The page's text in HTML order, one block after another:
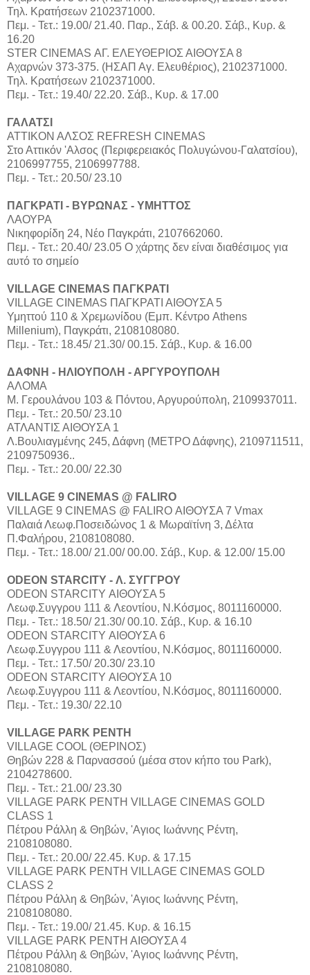
Τηλ. Κρατήσεων 2102371000.
Πεμ. - Τετ.: 19.00/ 21.40. Παρ., Σάβ. & 00.20. Σάβ., Κυρ. &
16.20
STER CINEMAS ΑΓ. ΕΛΕΥΘΕΡΙΟΣ ΑΙΘΟΥΣΑ 8
Αχαρνών 373-375. (ΗΣΑΠ Αγ. Ελευθέριος), 2102371000.
Τηλ. Κρατήσεων 2102371000.
Πεμ. - Τετ.: 19.40/ 22.20. Σάβ., Κυρ. & 17.00
ΓΑΛΑΤΣΙ
ΑΤΤΙΚΟΝ ΑΛΣΟΣ REFRESH CINEMAS
Στο Αττικόν 'Αλσος (Περιφερειακός Πολυγώνου-Γαλατσίου),
2106997755, 2106997788.
Πεμ. - Τετ.: 20.50/ 23.10
ΠΑΓΚΡΑΤΙ - ΒΥΡΩΝΑΣ - ΥΜΗΤΤΟΣ
ΛΑΟΥΡΑ
Νικηφορίδη 24, Νέο Παγκράτι, 2107662060.
Πεμ. - Τετ.: 20.40/ 23.05 Ο χάρτης δεν είναι διαθέσιμος για
αυτό το σημείο
VILLAGE CINEMAS ΠΑΓΚΡΑΤΙ
VILLAGE CINEMAS ΠΑΓΚΡΑΤΙ ΑΙΘΟΥΣΑ 5
Υμηττού 110 & Χρεμωνίδου (Εμπ. Κέντρο Athens
Millenium), Παγκράτι, 2108108080.
Πεμ. - Τετ.: 18.45/ 21.30/ 00.15. Σάβ., Κυρ. & 16.00
ΔΑΦΝΗ - ΗΛΙΟΥΠΟΛΗ - ΑΡΓΥΡΟΥΠΟΛΗ
ΑΛΟΜΑ
Μ. Γερουλάνου 103 & Πόντου, Αργυρούπολη, 2109937011.
Πεμ. - Τετ.: 20.50/ 23.10
ΑΤΛΑΝΤΙΣ ΑΙΘΟΥΣΑ 1
Λ.Βουλιαγμένης 245, Δάφνη (ΜΕΤΡΟ Δάφνης), 2109711511,
2109750936..
Πεμ. - Τετ.: 20.00/ 22.30
VILLAGE 9 CINEMAS @ FALIRO
VILLAGE 9 CINEMAS @ FALIRO ΑΙΘΟΥΣΑ 7 Vmax
Παλαιά Λεωφ.Ποσειδώνος 1 & Μωραϊτίνη 3, Δέλτα
Π.Φαλήρου, 2108108080.
Πεμ. - Τετ.: 18.00/ 21.00/ 00.00. Σάβ., Κυρ. & 12.00/ 15.00
ODEON STARCITY - Λ. ΣΥΓΓΡΟΥ
ODEON STARCITY ΑΙΘΟΥΣΑ 5
Λεωφ.Συγγρου 111 & Λεοντίου, Ν.Κόσμος, 8011160000.
Πεμ. - Τετ.: 18.50/ 21.30/ 00.10. Σάβ., Κυρ. & 16.10
ODEON STARCITY ΑΙΘΟΥΣΑ 6
Λεωφ.Συγγρου 111 & Λεοντίου, Ν.Κόσμος, 8011160000.
Πεμ. - Τετ.: 17.50/ 20.30/ 23.10
ODEON STARCITY ΑΙΘΟΥΣΑ 10
Λεωφ.Συγγρου 111 & Λεοντίου, Ν.Κόσμος, 8011160000.
Πεμ. - Τετ.: 19.30/ 22.10
VILLAGE PARK ΡΕΝΤΗ
VILLAGE COOL (ΘΕΡΙΝΟΣ)
Θηβών 228 & Παρνασσού (μέσα στον κήπο του Park),
2104278600.
Πεμ. - Τετ.: 21.00/ 23.30
VILLAGE PARK ΡΕΝΤΗ VILLAGE CINEMAS GOLD
CLASS 1
Πέτρου Ράλλη & Θηβών, 'Αγιος Ιωάννης Ρέντη,
2108108080.
Πεμ. - Τετ.: 20.00/ 22.45. Κυρ. & 17.15
VILLAGE PARK ΡΕΝΤΗ VILLAGE CINEMAS GOLD
CLASS 2
Πέτρου Ράλλη & Θηβών, 'Αγιος Ιωάννης Ρέντη,
2108108080.
Πεμ. - Τετ.: 19.00/ 21.45. Κυρ. & 16.15
VILLAGE PARK ΡΕΝΤΗ ΑΙΘΟΥΣΑ 4
Πέτρου Ράλλη & Θηβών, 'Αγιος Ιωάννης Ρέντη,
2108108080.